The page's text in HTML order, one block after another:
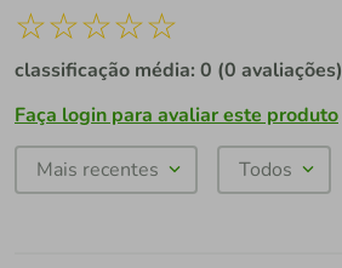
☆☆☆☆☆
classificação média: 0 (0 avaliações)
Faça login para avaliar este produto
Mais recentes Todos